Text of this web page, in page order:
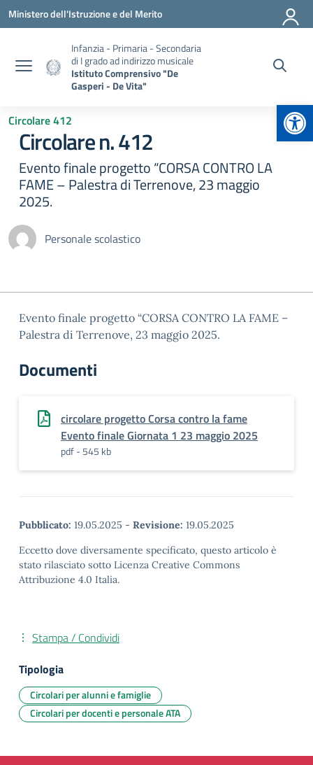
Vai ai contenuti
Vai al menu di navigazione
Vai al footer
Ministero dell'Istruzione e del Merito
Infanzia - Primaria - Secondaria
di I grado ad indirizzo musicale
Istituto Comprensivo "De
Gasperi - De Vita"
Circolare 412
Circolare n. 412
Evento finale progetto “CORSA CONTRO LA
FAME – Palestra di Terrenove, 23 maggio
2025.
Personale scolastico
Evento finale progetto “CORSA CONTRO LA FAME –
Palestra di Terrenove, 23 maggio 2025.
Documenti
circolare progetto Corsa contro la fame
Evento finale Giornata 1 23 maggio 2025
pdf - 545 kb
Pubblicato: 19.05.2025 - Revisione: 19.05.2025
Eccetto dove diversamente specificato, questo articolo è
stato rilasciato sotto Licenza Creative Commons
Attribuzione 4.0 Italia.
Stampa / Condividi
Tipologia
Circolari per alunni e famiglie
Circolari per docenti e personale ATA